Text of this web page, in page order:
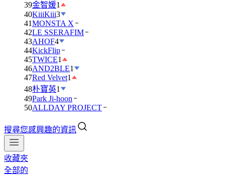
39金智媛1
40KiiiKiii3
41MONSTA X
42LE SSERAFIM
43AHOF4
44KickFlip
45TWICE1
46AND2BLE1
47Red Velvet1
48朴寶英1
49Park Ji-hoon
50ALLDAY PROJECT
搜尋您感興趣的資訊
收藏夾
全部的
01BTS(防